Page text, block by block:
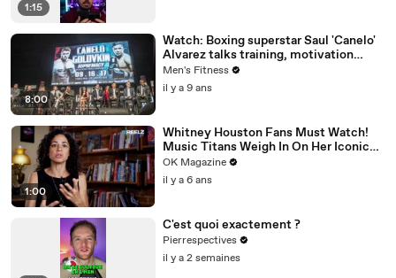
1:15
8:00
Watch: Boxing superstar Saul 'Canelo'
Alvarez talks training, motivation
against Gennady Golovkin
Men's Fitness
il y a 9 ans
1:00
Whitney Houston Fans Must Watch!
Music Titans Weigh In On Her Iconic
Hits In REELZ Doc
OK Magazine
il y a 6 ans
C'est quoi exactement ?
Pierrespectives
il y a 2 semaines